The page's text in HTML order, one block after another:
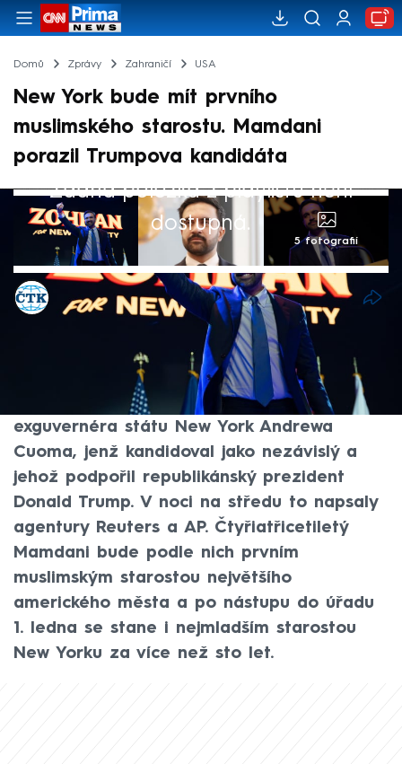
Domů Zprávy Zahraničí USA
New York bude mít prvního
muslimského starostu. Mamdani
porazil Trumpova kandidáta
Žádná položka z playlistu není
dostupná.
5 fotografií
ČTK
5. lis 2025, 06:41
Příštím starostou New Yorku bude
demokrat Zohran Mamdani, který ve
volbách porazil demokratického
exguvernéra státu New York Andrewa
Cuoma, jenž kandidoval jako nezávislý a
jehož podpořil republikánský prezident
Donald Trump. V noci na středu to napsaly
agentury Reuters a AP. Čtyřiatřicetiletý
Mamdani bude podle nich prvním
muslimským starostou největšího
amerického města a po nástupu do úřadu
1. ledna se stane i nejmladším starostou
New Yorku za více než sto let.